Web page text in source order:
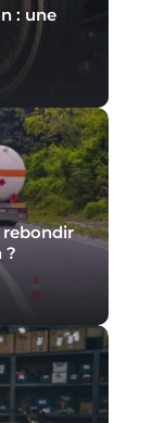
: une
?